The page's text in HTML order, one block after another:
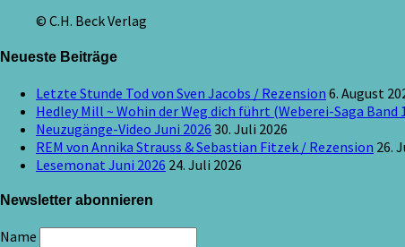
© C.H. Beck Verlag
Neueste Beiträge
Letzte Stunde Tod von Sven Jacobs / Rezension 6. August
Hedley Mill ~ Wohin der Weg dich führt (Weberei-Saga Band
Neuzugänge-Video Juni 2026 30. Juli 2026
REM von Annika Strauss & Sebastian Fitzek / Rezension 26.
Lesemonat Juni 2026 24. Juli 2026
Newsletter abonnieren
Name